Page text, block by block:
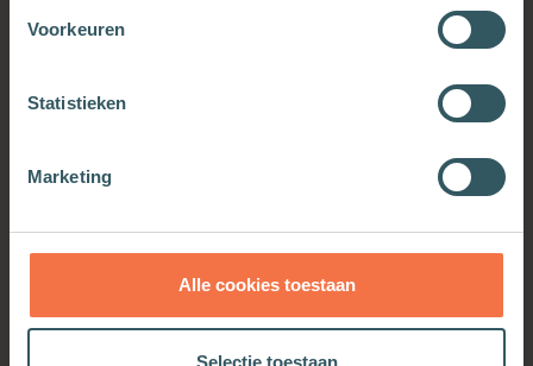
Voorkeuren
Statistieken
Marketing
Alle cookies toestaan
Selectie toestaan